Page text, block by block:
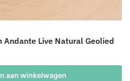
Andante Live Natural Geolied
aan winkelwagen